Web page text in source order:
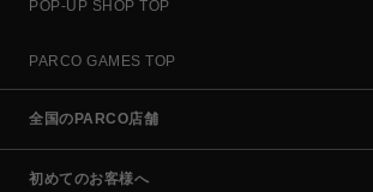
POP-UP SHOP TOP
PARCO GAMES TOP
全国のPARCO店舗
初めてのお客様へ